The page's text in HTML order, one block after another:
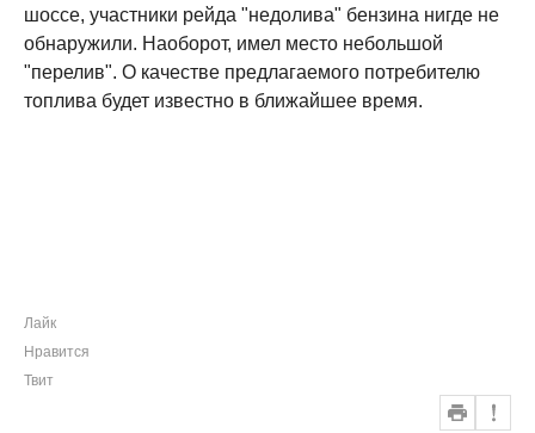
шоссе, участники рейда "недолива" бензина нигде не
обнаружили. Наоборот, имел место небольшой
"перелив". О качестве предлагаемого потребителю
топлива будет известно в ближайшее время.
Лайк
Нравится
Твит